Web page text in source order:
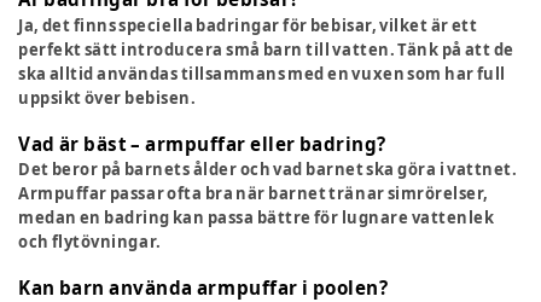
Ja, det finns speciella badringar för bebisar, vilket är ett
perfekt sätt introducera små barn till vatten. Tänk på att de
ska alltid användas tillsammans med en vuxen som har full
uppsikt över bebisen.
Vad är bäst – armpuffar eller badring?
Det beror på barnets ålder och vad barnet ska göra i vattnet.
Armpuffar passar ofta bra när barnet tränar simrörelser,
medan en badring kan passa bättre för lugnare vattenlek
och flytövningar.
Kan barn använda armpuffar i poolen?